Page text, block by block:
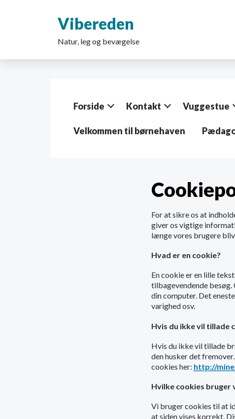
Vibereden
Natur, leg og bevægelse
Forside Kontakt Vuggestue
Velkommen til børnehaven
For at sikre os at
giver os vigtige
længe vores brugere
Hvad er en cookie?
En cookie er en lille
tilbagevendende besøg.
din computer. Det
varighed osv.
Hvis du ikke vil tillade
Hvis du ikke vil tillade
den husker det
cookies her: http://
Hvilke cookies bruger
Vi bruger cookies til at
at siden vises korrekt.